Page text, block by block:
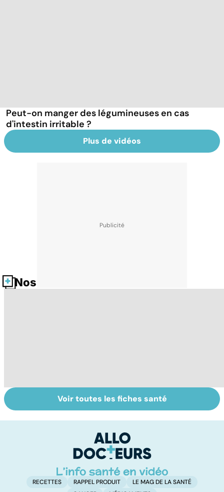
Peut-on manger des légumineuses en cas
d'intestin irritable ?
Plus de vidéos
Nos fiches santé
Tout savoir sur
les infections
Inflammation des
amygdales : que
d'angine ?
Voir toutes les fiches santé
RECETTES RAPPEL PRODUIT
LE MAG DE LA SANTÉ